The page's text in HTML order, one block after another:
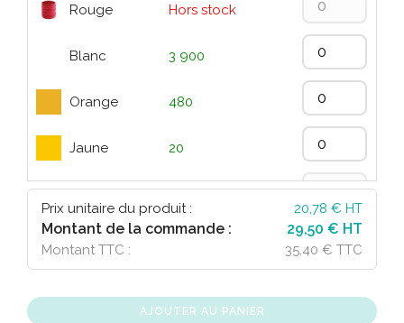
Rouge Hors stock
Blanc 3 900
Orange 480
Jaune 20
Vert Hors stock
Prix unitaire du produit : 20,78 € HT
Montant de la commande : 29,50 € HT
Montant TTC : 35,40 € TTC
AJOUTER AU PANIER